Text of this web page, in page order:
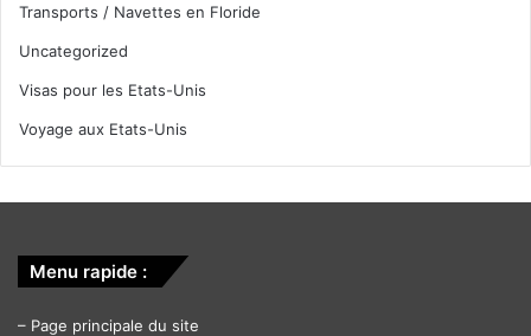
Transports / Navettes en Floride
Uncategorized
Visas pour les Etats-Unis
Voyage aux Etats-Unis
Menu rapide :
– Page principale du site